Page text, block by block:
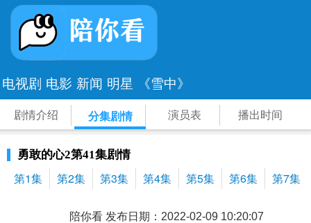
电视剧 电影 新闻 明星 《雪中》
剧情介绍 分集剧情 演员表 播出时间
勇敢的心2第41集剧情
第1集 第2集 第3集 第4集 第5集 第6集 第7集
陪你看 发布日期：2022-02-09 10:20:07